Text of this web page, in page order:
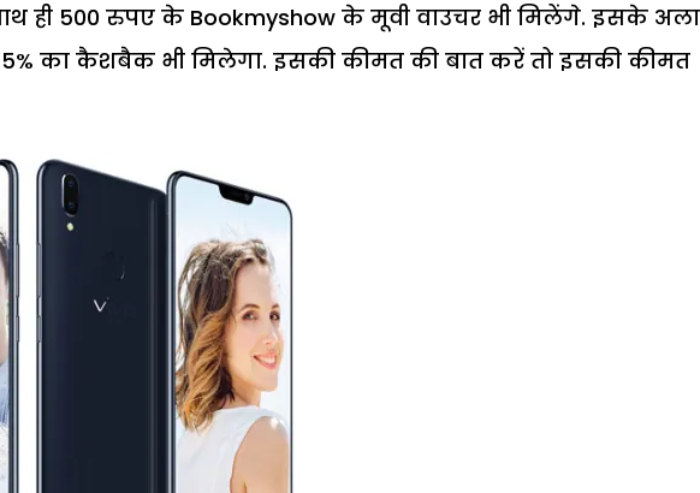
ही 500 रुपए के Bookmyshow के मूवी वाउचर भी मिलेंगे. इसके
का कैशबैक भी मिलेगा. इसकी कीमत की बात करें तो इसकी कीमत